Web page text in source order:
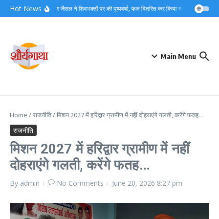
Skip to content
Hot Newsमहापौर किरण जैसल ने शिवभक्तों पर की पुष्पवर्षा, फल वितरित कर किया स्वागत… कांवड़
Main Menu
Home /राजनीति/मिशन 2027 में हरिद्वार ग्रामीण में नहीं दोहराएंगे गलती, करेंगे फतह…
राजनीति
मिशन 2027 में हरिद्वार ग्रामीण में नहीं
दोहराएंगे गलती, करेंगे फतह…
By admin No Comments June 20, 2026 8:27 pm